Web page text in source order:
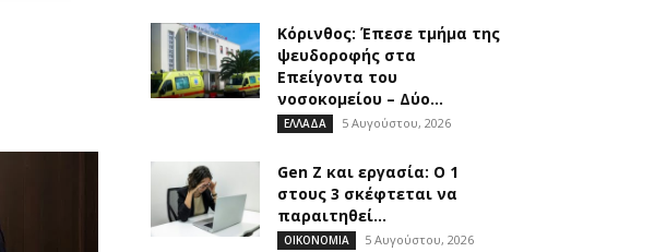
Κόρινθος: Έπεσε τμήμα της
ψευδοροφής στα
Επείγοντα του
νοσοκομείου – Δύο...
ΕΛΛΑΔΑ 5 Αυγούστου, 2026
Gen Z και εργασία: Ο 1
στους 3 σκέφτεται να
παραιτηθεί...
ΟΙΚΟΝΟΜΙΑ 5 Αυγούστου, 2026